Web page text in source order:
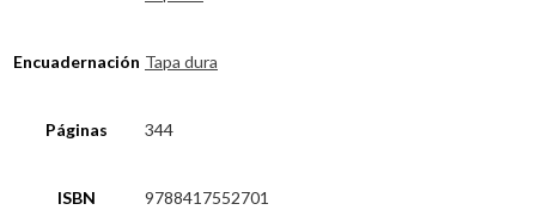
Encuadernación Tapa dura
Páginas 344
ISBN 9788417552701